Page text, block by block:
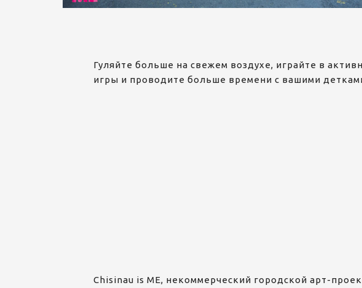
Гуляйте больше на свежем воздухе, играйте в
игры и проводите больше времени с вашими
Chisinau is ME, некоммерческий городской арт-